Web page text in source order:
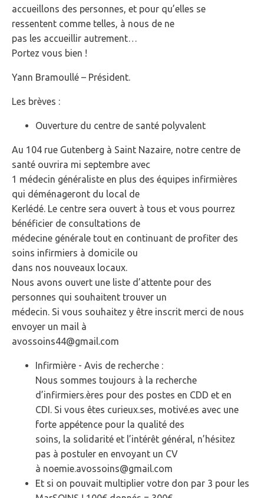
accueillons des personnes, et pour qu’elles se
ressentent comme telles, à nous de ne
pas les accueillir autrement…
Portez vous bien !
Yann Bramoullé – Président.
Les brèves :
Ouverture du centre de santé polyvalent
Au 104 rue Gutenberg à Saint Nazaire, notre centre de
santé ouvrira mi septembre avec
1 médecin généraliste en plus des équipes infirmières
qui déménageront du local de
Kerlédé. Le centre sera ouvert à tous et vous pourrez
bénéficier de consultations de
médecine générale tout en continuant de profiter des
soins infirmiers à domicile ou
dans nos nouveaux locaux.
Nous avons ouvert une liste d’attente pour des
personnes qui souhaitent trouver un
médecin. Si vous souhaitez y être inscrit merci de nous
envoyer un mail à
avossoins44@gmail.com
Infirmière - Avis de recherche :
Nous sommes toujours à la recherche
d’infirmiers.ères pour des postes en CDD et en
CDI. Si vous êtes curieux.ses, motivé.es avec une
forte appétence pour la qualité des
soins, la solidarité et l’intérêt général, n’hésitez
pas à postuler en envoyant un CV
à noemie.avossoins@gmail.com
Et si on pouvait multiplier votre don par 3 pour les